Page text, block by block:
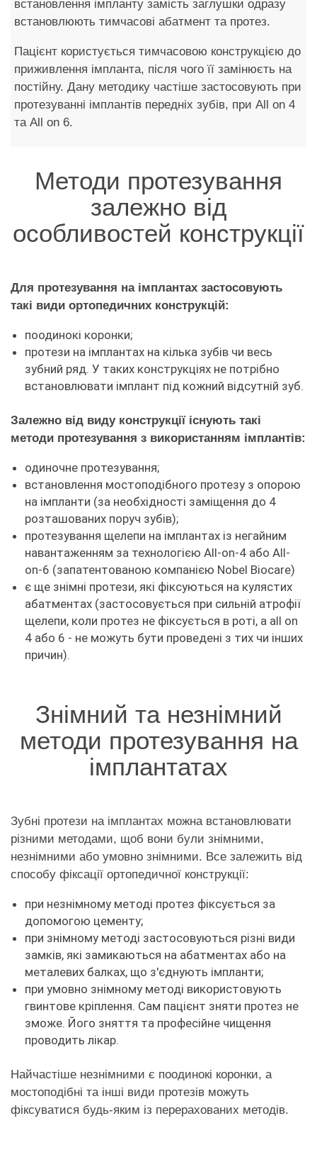
встановлення імпланту замість заглушки одразу
встановлюють тимчасові абатмент та протез.
Пацієнт користується тимчасовою конструкцією до
приживлення імпланта, після чого її замінюєть на
постійну. Дану методику частіше застосовують при
протезуванні імплантів передніх зубів, при All on 4
та All on 6.
Методи протезування
залежно від
особливостей конструкції
Для протезування на імплантах застосовують
такі види ортопедичних конструкцій:
поодинокі коронки;
протези на імплантах на кілька зубів чи весь
зубний ряд. У таких конструкціях не потрібно
встановлювати імплант під кожний відсутній зуб.
Залежно від виду конструкції існують такі
методи протезування з використанням імплантів:
одиночне протезування;
встановлення мостоподібного протезу з опорою
на імпланти (за необхідності заміщення до 4
розташованих поруч зубів);
протезування щелепи на імплантах із негайним
навантаженням за технологією All-on-4 або All-
on-6 (запатентованою компанією Nobel Biocare)
є ще знімні протези, які фіксуються на кулястих
абатментах (застосовується при сильній атрофії
щелепи, коли протез не фіксується в роті, а all on
4 або 6 - не можуть бути проведені з тих чи інших
причин).
Знімний та незнімний
методи протезування на
імплантатах
Зубні протези на імплантах можна встановлювати
різними методами, щоб вони були знімними,
незнімними або умовно знімними. Все залежить від
способу фіксації ортопедичної конструкції:
при незнімному методі протез фіксується за
допомогою цементу;
при знімному методі застосовуються різні види
замків, які замикаються на абатментах або на
металевих балках, що з'єднують імпланти;
при умовно знімному методі використовують
гвинтове кріплення. Сам пацієнт зняти протез не
зможе. Його зняття та професійне чищення
проводить лікар.
Найчастіше незнімними є поодинокі коронки, а
мостоподібні та інші види протезів можуть
фіксуватися будь-яким із перерахованих методів.